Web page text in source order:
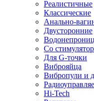
Реалистичные
Классические
Анально-
Двусторонние
Со
Для G-точки
Виброяйца
Вибропули и
Hi-Tech